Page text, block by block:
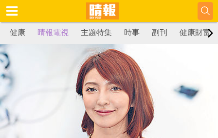
健康 晴報電視 主題特集 時事 副刊 健康財富